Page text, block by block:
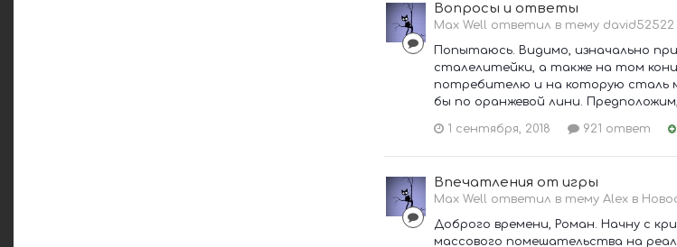
Вопросы и ответы
Max Well ответил в тему david52522
Попытаюсь. Видимо, изначально
сталелитейки, а также на том
потребителю и на которую сталь
бы по оранжевой лини.
1 сентября, 2018 921 ответ
Впечатления от игры
Max Well ответил в тему Alex в
Доброго времени, Роман. Начну с
массового помешательства на